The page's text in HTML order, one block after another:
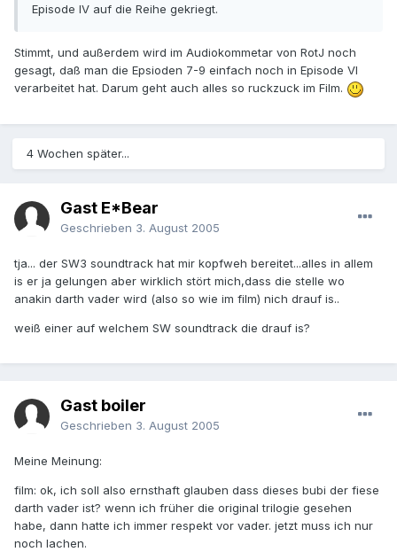
Episode IV auf die Reihe gekriegt.
Stimmt, und außerdem wird im Audiokommetar von RotJ noch
gesagt, daß man die Epsioden 7-9 einfach noch in Episode VI
verarbeitet hat. Darum geht auch alles so ruckzuck im Film.
4 Wochen später...
Gast E*Bear
Geschrieben 3. August 2005
tja... der SW3 soundtrack hat mir kopfweh bereitet...alles in allem
is er ja gelungen aber wirklich stört mich,dass die stelle wo
anakin darth vader wird (also so wie im film) nich drauf is..
weiß einer auf welchem SW soundtrack die drauf is?
Gast boiler
Geschrieben 3. August 2005
Meine Meinung:
film: ok, ich soll also ernsthaft glauben dass dieses bubi der fiese
darth vader ist? wenn ich früher die original trilogie gesehen
habe, dann hatte ich immer respekt vor vader. jetzt muss ich nur
noch lachen.